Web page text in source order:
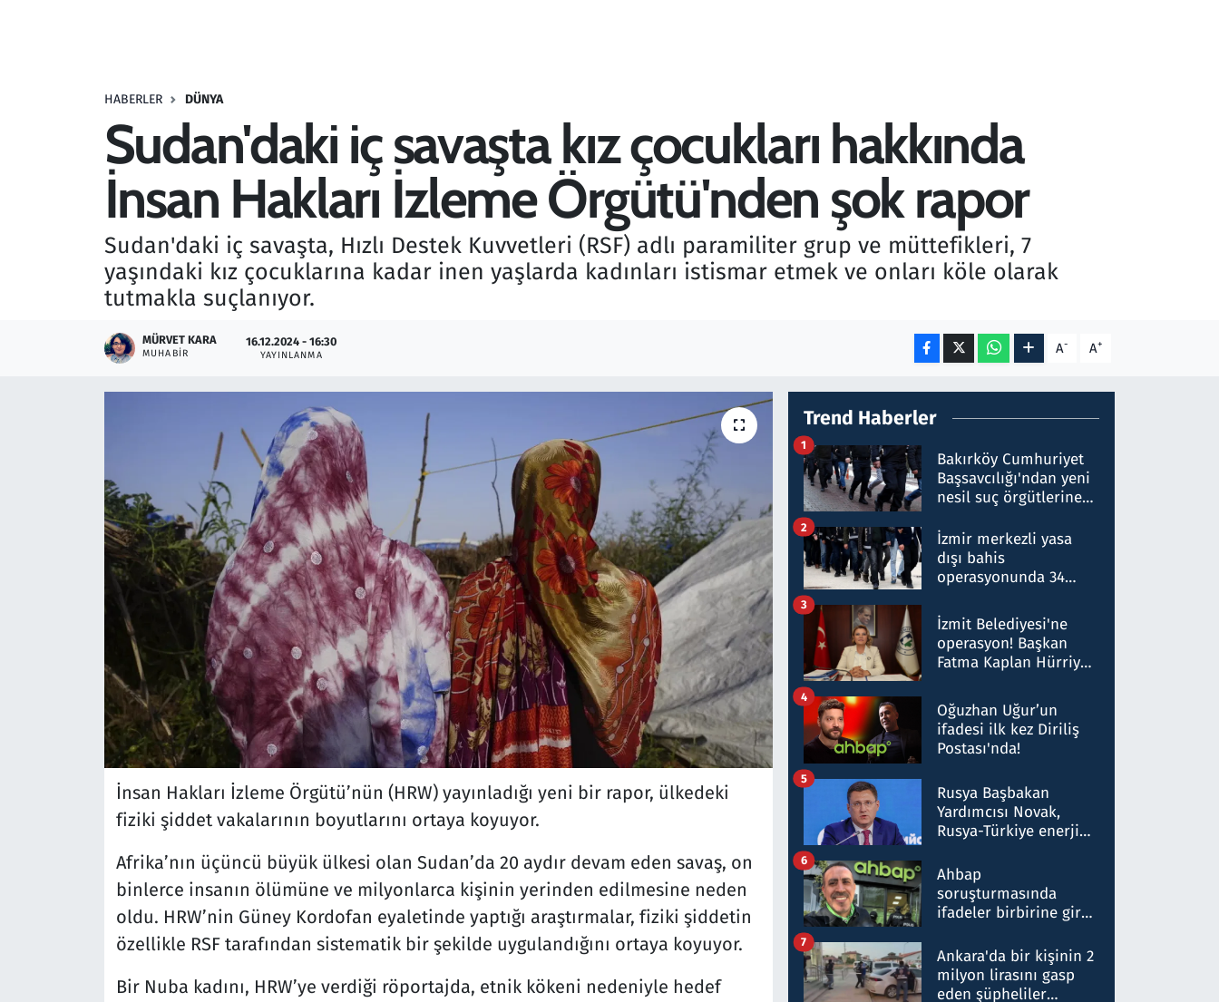
HABERLER DÜNYA
Sudan'daki iç savaşta kız çocukları hakkında
İnsan Hakları İzleme Örgütü'nden şok rapor
Sudan'daki iç savaşta, Hızlı Destek Kuvvetleri (RSF) adlı paramiliter grup ve müttefikleri, 7
yaşındaki kız çocuklarına kadar inen yaşlarda kadınları istismar etmek ve onları köle olarak
tutmakla suçlanıyor.
MÜRVET KARA
MUHABIR
16.12.2024 - 16:30
YAYINLANMA A- A+
İnsan Hakları İzleme Örgütü’nün (HRW) yayınladığı yeni bir rapor, ülkedeki
fiziki şiddet vakalarının boyutlarını ortaya koyuyor.
Afrika’nın üçüncü büyük ülkesi olan Sudan’da 20 aydır devam eden savaş, on
binlerce insanın ölümüne ve milyonlarca kişinin yerinden edilmesine neden
oldu. HRW’nin Güney Kordofan eyaletinde yaptığı araştırmalar, fiziki şiddetin
özellikle RSF tarafından sistematik bir şekilde uygulandığını ortaya koyuyor.
Bir Nuba kadını, HRW’ye verdiği röportajda, etnik kökeni nedeniyle hedef
Trend Haberler
Bakırköy Cumhuriyet
Başsavcılığı'ndan yeni
nesil suç örgütlerine
hakkında gözaltı kararı
1
İzmir merkezli yasa
dışı bahis
operasyonunda 34
Milyar liralık para
trafiği tespit edildi
2
İzmit Belediyesi'ne
operasyon! Başkan
Fatma Kaplan Hürriyet
3
Oğuzhan Uğur’un
ifadesi ilk kez Diriliş
Postası'nda!
4
Rusya Başbakan
Yardımcısı Novak,
Rusya-Türkiye enerji
nitelikte olduğunu
belirtti
5
Ahbap
soruşturmasında
ifadeler birbirine girdi:
ifadelerinden ortaya
çıkan tablo şok etti
6
Ankara'da bir kişinin 2
milyon lirasını gasp
eden şüpheliler
7
Savunma Sanayi
Televizyon